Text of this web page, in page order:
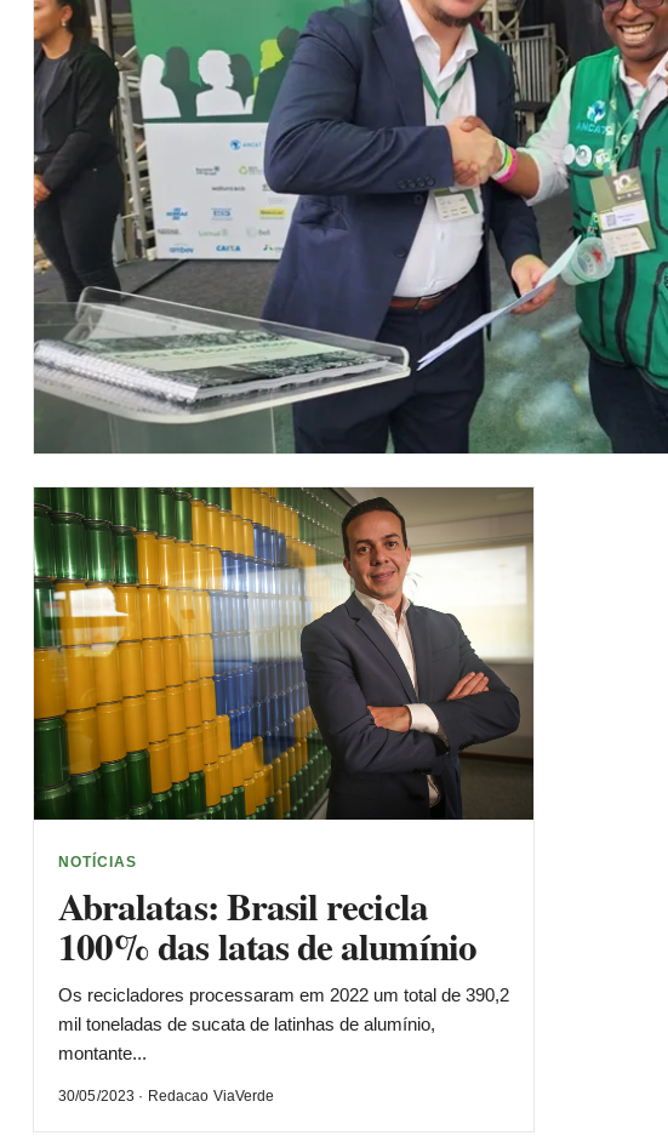
NOTÍCIAS
Abralatas: Brasil recicla
100% das latas de alumínio
Os recicladores processaram em 2022 um total de 390,2
mil toneladas de sucata de latinhas de alumínio,
montante...
30/05/2023 · Redacao ViaVerde